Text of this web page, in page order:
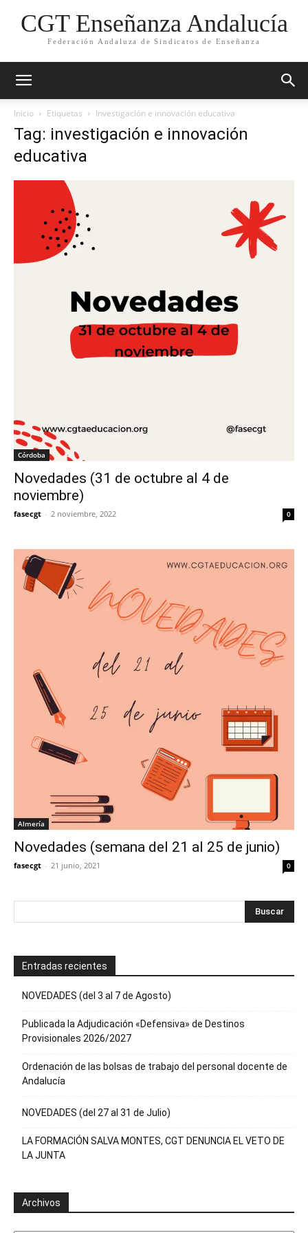
CGT Enseñanza Andalucía
Federación Andaluza de Sindicatos de Enseñanza
Inicio Etiquetas Investigación e innovación educativa
Tag: investigación e innovación
educativa
Córdoba
Novedades (31 de octubre al 4 de
noviembre)
fasecgt - 2 noviembre, 2022 0
Almería
Novedades (semana del 21 al 25 de junio)
fasecgt - 21 junio, 2021 0
Entradas recientes
NOVEDADES (del 3 al 7 de Agosto)
Publicada la Adjudicación «Defensiva» de Destinos
Provisionales 2026/2027
Ordenación de las bolsas de trabajo del personal docente de
Andalucía
NOVEDADES (del 27 al 31 de Julio)
LA FORMACIÓN SALVA MONTES, CGT DENUNCIA EL VETO DE
LA JUNTA
Archivos
Archivos